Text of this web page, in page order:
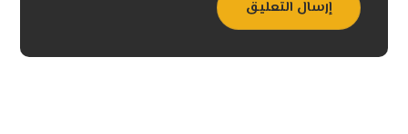
إرسال التعليق